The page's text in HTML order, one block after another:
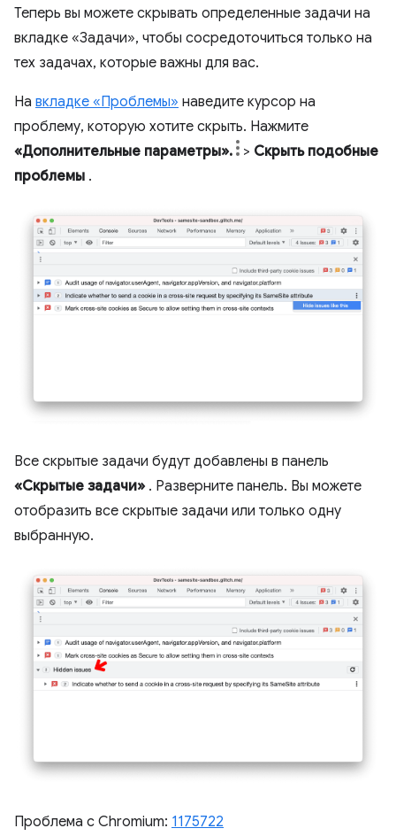
Теперь вы можете скрывать определенные задачи на
вкладке «Задачи», чтобы сосредоточиться только на
тех задачах, которые важны для вас.
На вкладке «Проблемы» наведите курсор на
проблему, которую хотите скрыть. Нажмите
«Дополнительные параметры».
> Скрыть подобные
проблемы .
Все скрытые задачи будут добавлены в панель
«Скрытые задачи» . Разверните панель. Вы можете
отобразить все скрытые задачи или только одну
выбранную.
Проблема с Chromium: 1175722